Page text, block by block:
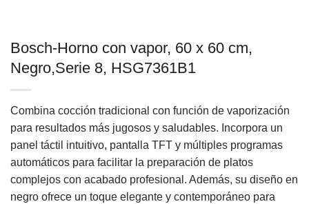
Bosch-Horno con vapor, 60 x 60 cm,
Negro,Serie 8, HSG7361B1
Combina cocción tradicional con función de vaporización
para resultados más jugosos y saludables. Incorpora un
panel táctil intuitivo, pantalla TFT y múltiples programas
automáticos para facilitar la preparación de platos
complejos con acabado profesional. Además, su diseño en
negro ofrece un toque elegante y contemporáneo para